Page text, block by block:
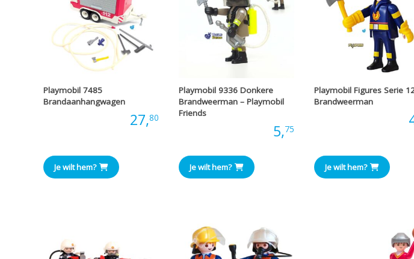
Playmobil 7485
Brandaanhangwagen
27,80
Je wilt hem?
Playmobil 9336 Donkere
Brandweerman – Playmobil
Friends
5,75
Je wilt hem?
Playmobil Figures Serie
Brandweerman
Je wilt hem?